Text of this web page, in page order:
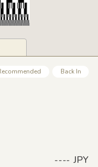
Back In
---- JPY